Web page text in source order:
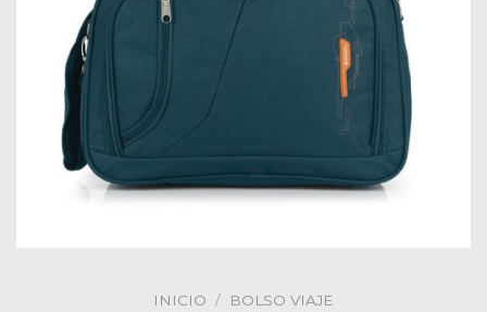
INICIO / BOLSO VIAJE